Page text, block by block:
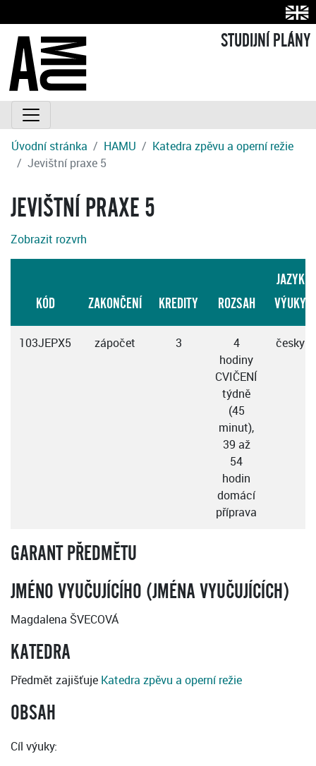
STUDIJNÍ PLÁNY
Úvodní stránka HAMU
Katedra zpěvu a operní režie
Jevištní praxe 5
JEVIŠTNÍ PRAXE 5
Zobrazit rozvrh
KÓD ZAKONČENÍ KREDITY ROZSAH
JAZYK
VÝUKY
103JEPX5 zápočet 3
4
hodiny
CVIČENÍ
týdně
(45
minut),
39 až
54
hodin
domácí
příprava
česky
GARANT PŘEDMĚTU
JMÉNO VYUČUJÍCÍHO (JMÉNA VYUČUJÍCÍCH)
Magdalena ŠVECOVÁ
KATEDRA
Předmět zajišťuje Katedra zpěvu a operní režie
OBSAH
Cíl výuky: